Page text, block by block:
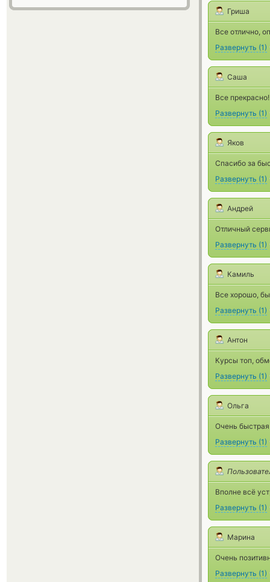
Гриша
Все отлично,
Развернуть (1)
Саша
Все прекрасно!
Развернуть (1)
Яков
Спасибо за
Развернуть (1)
Андрей
Отличный
Развернуть (1)
Камиль
Все хорошо,
Развернуть (1)
Антон
Курсы топ,
Развернуть (1)
Ольга
Очень быстрая
Развернуть (1)
Вполне всё
Развернуть (1)
Марина
Очень
Развернуть (1)